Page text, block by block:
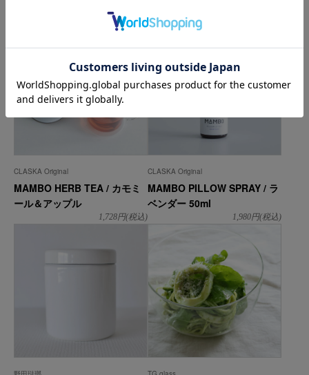
CLASKA Original
MAMBO HERB TEA / カモミ
ール＆アップル
1,728円(税込)
CLASKA Original
MAMBO PILLOW SPRAY / ラ
ベンダー 50ml
1,980円(税込)